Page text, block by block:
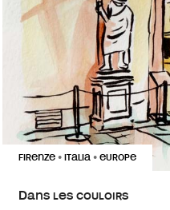
FIRENZE • ITALIA • EUROPE
Dans les couloirs